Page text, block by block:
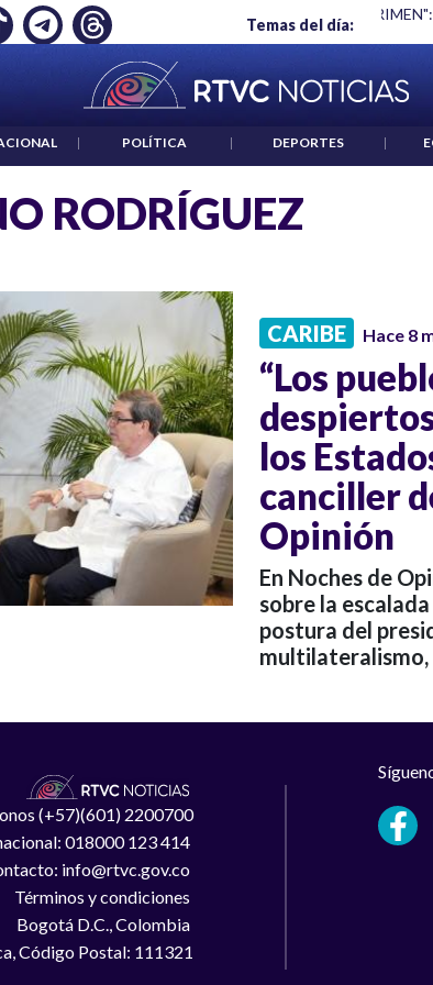
Temas del día:
EMPLEO: JP MORGAN "HABLAR NO ES UN
| POLÍTICA | DEPORTES |
RODRÍGUEZ
CARIBE Hace 8
“Los
los
canciller
Opinión
En Noches de
sobre la
postura del
multilateralismo,
(+57)(601) 2200700
018000 123 414
info@rtvc.gov.co
Términos y condiciones
Bogotá D.C., Colombia
Código Postal: 111321